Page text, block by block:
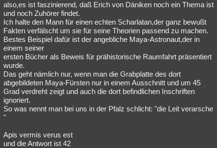
also,es ist faszinierend, daß Erich von Däniken noch ein Thema ist
und noch Zuhörer findet.
Ich halte den Mann für einen echten Scharlatan,der ganz bewußt
Fakten verfälscht um sie für seine Theorien passend zu machen.
Bestes Beispiel dafür ist der angebliche Maya-Astronaut,der in
einem seiner
ersten Bücher als Beweis für prähistorische Raumfahrt präsentiert
wurde.
Das geht nämlich nur, wenn man die Grabplatte des dort
abgebildeten Maya-Fürsten nur in einem Ausschnitt und um 45
Grad verdreht zeigt und auch die dort befindlichen Inschriften
ignoriert.
So was nennt man bei uns in der Pfalz schlicht: "die Leit verarsche
"
Apis vermis verus est
und die Antwort ist 42